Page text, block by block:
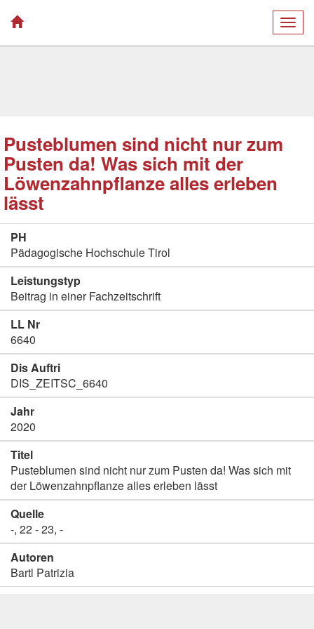
Pusteblumen sind nicht nur zum
Pusten da! Was sich mit der
Löwenzahnpflanze alles erleben
lässt
PH
Pädagogische Hochschule Tirol
Leistungstyp
Beitrag in einer Fachzeitschrift
LL Nr
6640
Dis Auftri
DIS_ZEITSC_6640
Jahr
2020
Titel
Pusteblumen sind nicht nur zum Pusten da! Was sich mit
der Löwenzahnpflanze alles erleben lässt
Quelle
-, 22 - 23, -
Autoren
Bartl Patrizia